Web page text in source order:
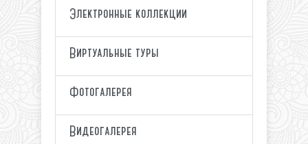
Электронные коллекции
Виртуальные туры
Фотогалерея
Видеогалерея